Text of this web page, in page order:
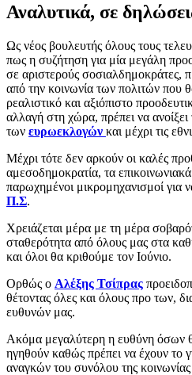
Αναλυτικά, σε
Ως νέος βουλευτής όλους τους
πως η συζήτηση για μία μεγάλη
σε αριστερούς σοσιαλδημοκράτες,
από την κοινωνία των πολιτών
ρεαλιστικό και αξιόπιστο
αλλαγή στη χώρα, πρέπει να
των ευρωεκλογών και μέχρι τις
Μέχρι τότε δεν αρκούν οι καλές
αμεσοδημοκρατία, τα επικοινωνιακά
παρωχημένοι μικρομηχανισμοί για
Π.Σ.
Χρειάζεται μέρα με τη μέρα
σταθερότητα από όλους μας στα
και όλοι θα κριθούμε τον Ιούνιο.
Ορθώς ο Αλέξης Τσίπρας
θέτοντας όλες και όλους προ των,
ευθυνών μας.
Ακόμα μεγαλύτερη η ευθύνη όσων
ηγηθούν καθώς πρέπει να έχουν το
αναγκών του συνόλου της